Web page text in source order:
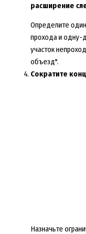
расширение
Определите
прохода и одну-
участок
объезд".
Сократите
Назначьте